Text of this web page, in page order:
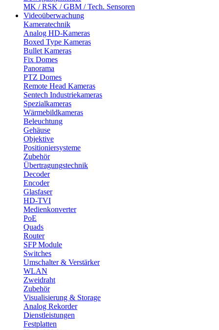
MK / RSK / GBM / Tech. Sensoren
Videoüberwachung
Kameratechnik
Analog HD-Kameras
Boxed Type Kameras
Bullet Kameras
Fix Domes
Panorama
PTZ Domes
Remote Head Kameras
Sentech Industriekameras
Spezialkameras
Wärmebildkameras
Beleuchtung
Gehäuse
Objektive
Positioniersysteme
Zubehör
Übertragungstechnik
Decoder
Encoder
Glasfaser
HD-TVI
Medienkonverter
PoE
Quads
Router
SFP Module
Switches
Umschalter & Verstärker
WLAN
Zweidraht
Zubehör
Visualisierung & Storage
Analog Rekorder
Dienstleistungen
Festplatten